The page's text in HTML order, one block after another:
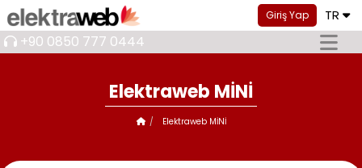
Giriş Yap TR
+90 0850 777 0444
Elektraweb MİNİ
Elektraweb MİNİ